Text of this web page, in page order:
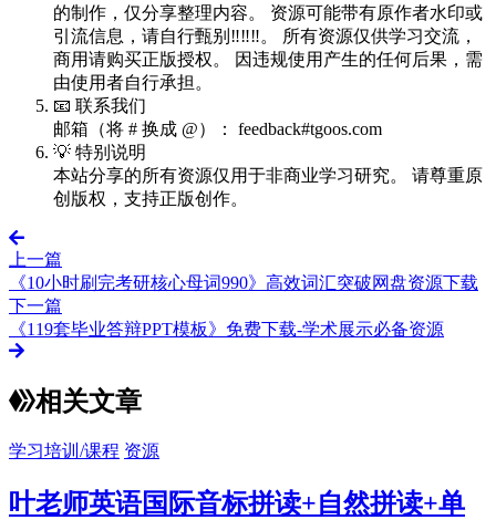
的制作，仅分享整理内容。 资源可能带有原作者水印或
引流信息，请自行甄别‼️‼️‼️。 所有资源仅供学习交流，
商用请购买正版授权。 因违规使用产生的任何后果，需
由使用者自行承担。
📧 联系我们
邮箱（将 # 换成 @）： feedback#tgoos.com
💡 特别说明
本站分享的所有资源仅用于非商业学习研究。 请尊重原
创版权，支持正版创作。
上一篇
《10小时刷完考研核心母词990》高效词汇突破网盘资源下载
下一篇
《119套毕业答辩PPT模板》免费下载-学术展示必备资源
相关文章
学习培训/课程 资源
叶老师英语国际音标拼读+自然拼读+单